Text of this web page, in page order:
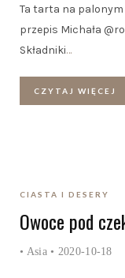
Ta tarta na palonym
przepis Michała
Składniki…
CZYTAJ WIĘCEJ
CIASTA I DESERY
Owoce pod
• Asia • 2020-10-18